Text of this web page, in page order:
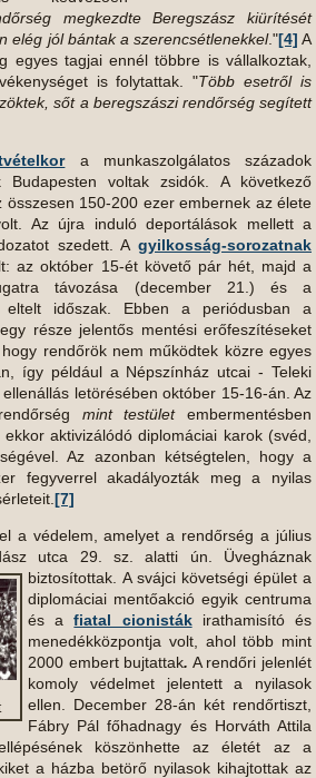
megkezdte Beregszász kiürítését
elég jól bántak a szerencsétlenekkel."[4] A
egyes tagjai ennél többre is vállalkoztak,
is folytattak. "Több esetről is
sőt a beregszászi rendőrség segített
a munkaszolgálatos századok
Budapesten voltak zsidók. A következő
összesen 150-200 ezer embernek az élete
Az újra induló deportálások mellett a
szedett. A gyilkosság-sorozatnak
az október 15-ét követő pár hét, majd a
távozása (december 21.) és a
eltelt időszak. Ebben a periódusban a
része jelentős mentési erőfeszítéseket
rendőrök nem működtek közre egyes
így például a Népszínház utcai - Teleki
letörésében október 15-16-án. Az
mint testületembermentésben
aktivizálódó diplomáciai karok (svéd,
Az azonban kétségtelen, hogy a
fegyverrel akadályozták meg a nyilas
[7]
a védelem, amelyet a rendőrség a július
utca 29. sz. alatti ún. Üvegháznak
biztosítottak. A svájci követségi épület a
diplomáciai mentőakció egyik centruma
és afiatal cionistákirathamisító és
menedékközpontja volt, ahol több mint
2000 embert bujtattak. A rendőri jelenlét
komoly védelmet jelentett a nyilasok
ellen. December 28-án két rendőrtiszt,
Fábry Pál főhadnagy és Horváth Attila
köszönhette az életét az a
a házba betörő nyilasok kihajtottak az